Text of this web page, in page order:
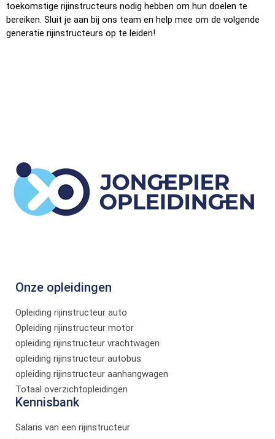
toekomstige rijinstructeurs nodig hebben om hun doelen te
bereiken. Sluit je aan bij ons team en help mee om de volgende
generatie rijinstructeurs op te leiden!
Onze opleidingen
Opleiding rijinstructeur auto
Opleiding rijinstructeur motor
opleiding rijinstructeur vrachtwagen
opleiding rijinstructeur autobus
opleiding rijinstructeur aanhangwagen
Totaal overzichtopleidingen
Kennisbank
Salaris van een rijinstructeur